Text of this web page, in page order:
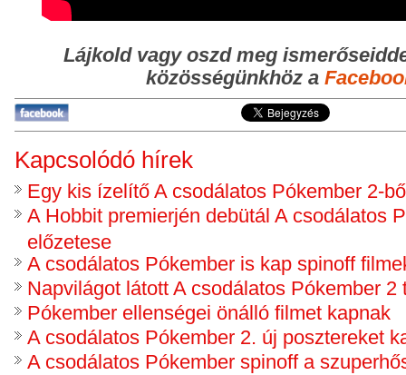
Lájkold vagy oszd meg
közösségünkhöz a
Kapcsolódó hírek
Egy kis ízelítő A csodálatos Pókember 2-
A Hobbit premierjén debütál A csodálatos
előzetese
A csodálatos Pókember is kap spinoff
Napvilágot látott A csodálatos Pókember 2
Pókember ellenségei önálló filmet kapnak
A csodálatos Pókember 2. új posztereket
A csodálatos Pókember spinoff a